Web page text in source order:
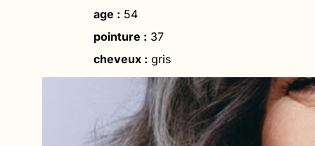
age : 54
pointure : 37
cheveux : gris